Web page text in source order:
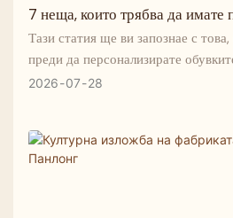
7 неща, които трябва да имате
поръчате персонализирани
Тази статия ще ви запознае с
преди да персонализирате
2026 07 28